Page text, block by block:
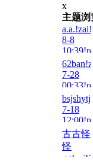
x
主题
8-8
7-28
7-18
古古怪
怪